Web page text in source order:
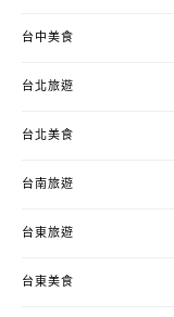
台中美食
台北旅遊
台北美食
台南旅遊
台東旅遊
台東美食